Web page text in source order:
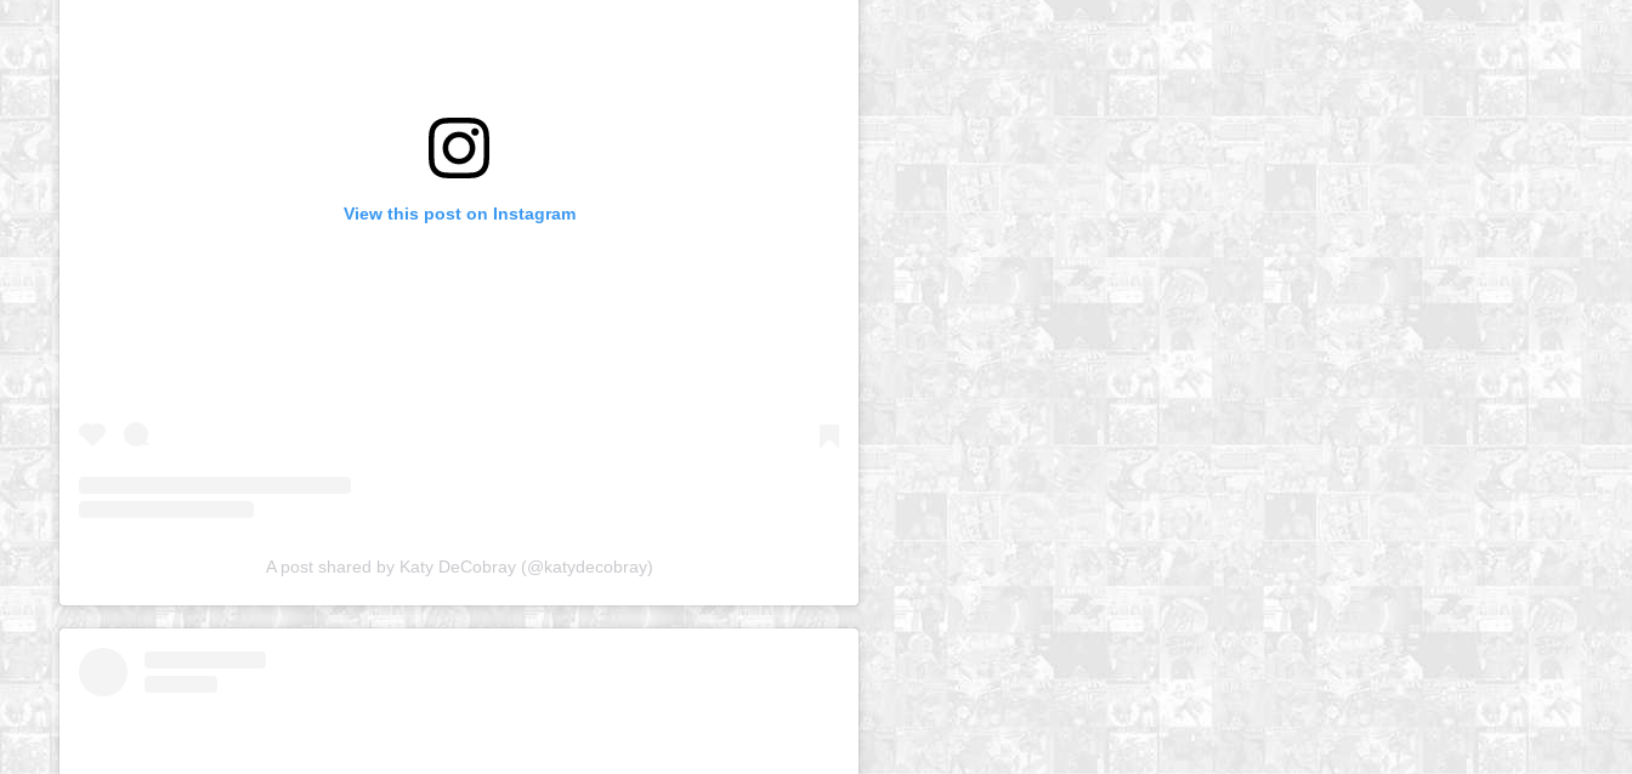
View this post on Instagram
A post shared by Katy DeCobray (@katydecobray)